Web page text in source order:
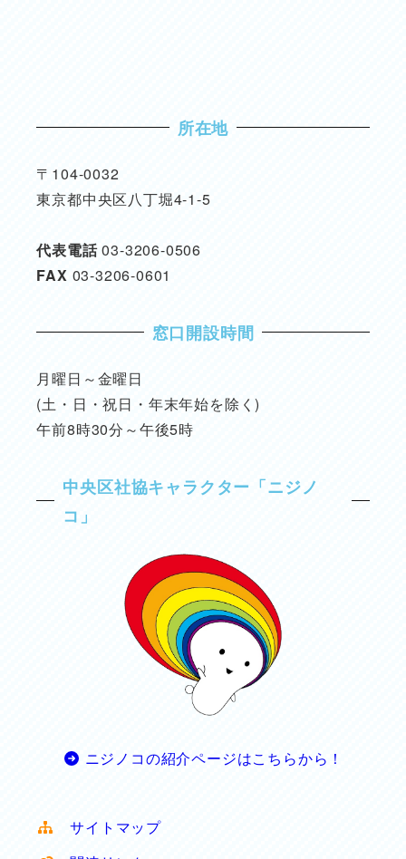
所在地
〒104-0032
東京都中央区八丁堀4-1-5
代表電話03-3206-0506
FAX 03-3206-0601
窓口開設時間
月曜日～金曜日
(土・日・祝日・年末年始を除く)
午前8時30分～午後5時
中央区社協キャラクター「ニジノ
コ」
ニジノコの紹介ページはこちらから！
サイトマップ